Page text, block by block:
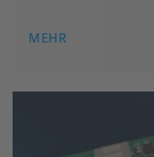
MEHR